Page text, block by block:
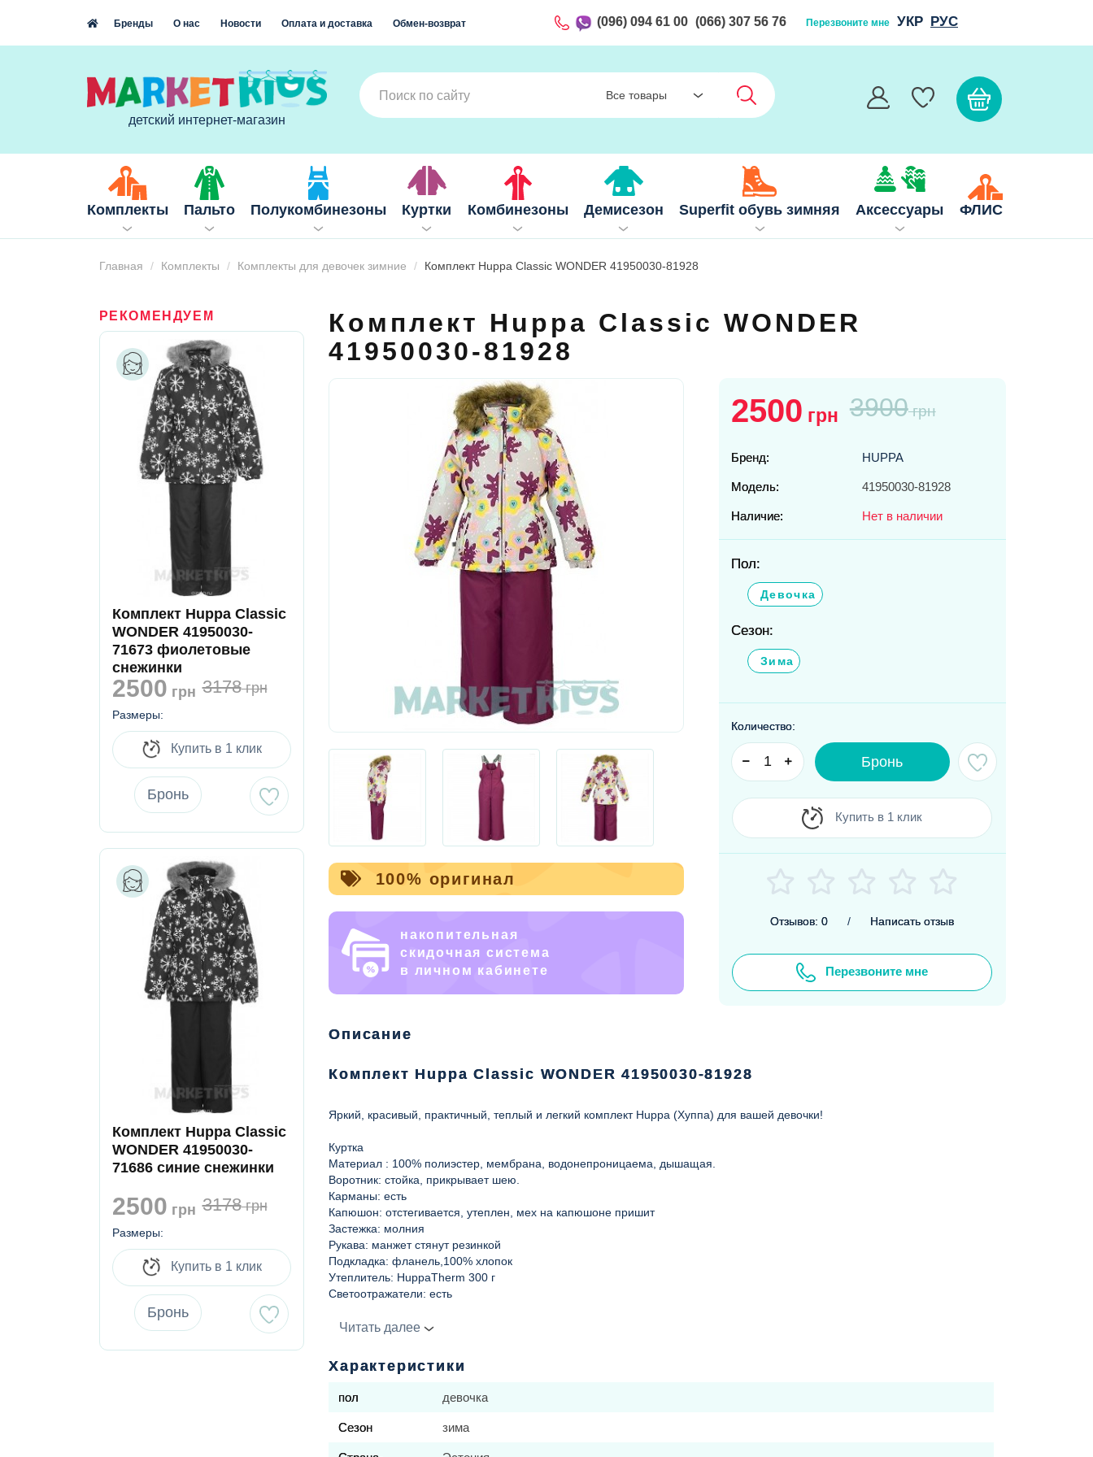
Бренды О нас Новости Оплата и доставка Обмен-возврат (096) 094 61 00 (066) 307 56 76 Перезвоните мне УКР РУС
детский интернет-магазин
Все товары
Комплекты Пальто Полукомбинезоны Куртки Комбинезоны Демисезон Superfit обувь зимняя Аксессуары ФЛИС
Главная Комплекты Комплекты для девочек зимние Комплект Huppa Classic WONDER 41950030-81928
РЕКОМЕНДУЕМ
Комплект Huppa Classic
WONDER 41950030-
71673 фиолетовые
снежинки
2500 грн 3178грн
Размеры:
Купить в 1 клик
Бронь
Комплект Huppa Classic
WONDER 41950030-
71686 синие снежинки
2500 грн 3178грн
Размеры:
Купить в 1 клик
Бронь
Комплект Huppa Classic WONDER
41950030-81928
100% оригинал
накопительная
скидочная система
в личном кабинете
2500 грн 3900грн
Бренд: HUPPA
Модель: 41950030-81928
Наличие: Нет в наличии
Пол:
Девочка
Сезон:
Зима
Количество:
Бронь
Купить в 1 клик
Отзывов: 0 / Написать отзыв
Перезвоните мне
Описание
Комплект Huppa Classic WONDER 41950030-81928
Яркий, красивый, практичный, теплый и легкий комплект Huppa (Хуппа) для вашей девочки!
Куртка
Материал : 100% полиэстер, мембрана, водонепроницаема, дышащая.
Воротник: стойка, прикрывает шею.
Карманы: есть
Капюшон: отстегивается, утеплен, мех на капюшоне пришит
Застежка: молния
Рукава: манжет стянут резинкой
Подкладка: фланель,100% хлопок
Утеплитель: HuppaTherm 300 г
Светоотражатели: есть
Уровень паропроводимости: 10 000 г/м2/24 часа
Полукомбинезон:
защита от попадания влаги.
Утеплитель: HuppaTherm 160 г
Читать далее
Характеристики
пол девочка
Сезон зима